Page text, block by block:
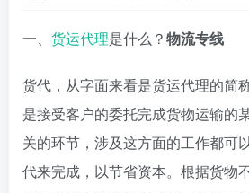
一、 货运代理是什么？物流专线
货代，从字面来看是货运代理的简
是接受客户的委托完成货物运输的
关的环节，涉及这方面的工作都可
代来完成，以节省资本。根据货物